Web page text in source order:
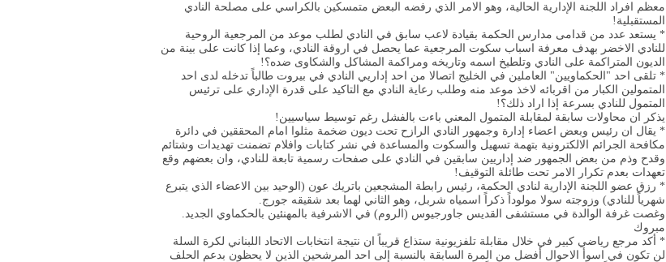
معظم افراد اللجنة الإدارية الحالية، وهو الامر الذي رفضه البعض متمسكين بالكراسي على مصلحة النادي
المستقبلية!
* يستعد عدد من قدامى مدارس الحكمة بقيادة لاعب سابق في النادي لطلب موعد من المرجعية الروحية
للنادي الاخضر بهدف معرفة اسباب سكوت المرجعية عما يحصل في اروقة النادي، وعما إذا كانت على بينة من
الديون المتراكمة على النادي وتلطيخ اسمه وتاريخه ومراكمة المشاكل والشكاوى ضده؟!
* تلقى احد "الحكماويين" العاملين في الخليج اتصالا من احد إداريي النادي في بيروت طالباً تدخله لدى احد
المتمولين الكبار من اقربائه لاخذ موعد منه وطلب رعاية النادي مع التاكيد على قدرة الإداري على ترئيس
المتمول للنادي بسرعة إذا اراد ذلك؟!
يذكر ان محاولات سابقة لمقابلة المتمول المعني باءت بالفشل رغم توسيط سياسيين!
* يقال ان رئيس وبعض اعضاء إدارة وجمهور النادي الرازح تحت ديون ضخمة مثلوا امام المحققين في دائرة
مكافحة الجرائم الالكترونية بتهمة تسهيل والسكوت والمساعدة في نشر كتابات وافلام تضمنت تهديدات وشتائم
وقدح وذم من بعض الجمهور ضد إداريين سابقين في النادي على صفحات رسمية تابعة للنادي، وان بعضهم وقع
تعهدات بعدم تكرار الامر تحت طائلة التوقيف!
* رزق عضو اللجنة الإدارية لنادي الحكمة، رئيس رابطة المشجعين باتريك عون (الوحيد بين الاعضاء الذي يتبرع
شهرياً للنادي) وزوجته سولا مولوداً ذكراً اسمياه شربل، وهو الثاني لهما بعد شقيقه جورج.
وغصت غرفة الوالدة في مستشفى القديس جاورجيوس (الروم) في الاشرفية بالمهنئين بالحكماوي الجديد.
مبروك
* أكد مرجع رياضي كبير في خلال مقابلة تلفزيونية ستذاع قريباً ان نتيجة انتخابات الاتحاد اللبناني لكرة السلة
لن تكون في اسوأ الاحوال أفضل من المرة السابقة بالنسبة إلى احد المرشحين الذين لا يحظون بدعم الحلف